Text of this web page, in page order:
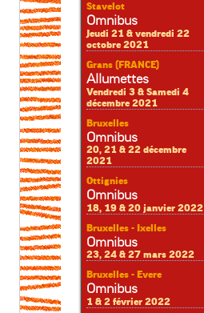
Stavelot
Omnibus
Jeudi 21 & vendredi 22
octobre 2021
Grans (FRANCE)
Allumettes
Vendredi 3 & Samedi 4
décembre 2021
Bruxelles
Omnibus
20, 21 & 22 décembre
2021
Ottignies
Omnibus
18, 19 & 20 janvier 2022
Bruxelles - Ixelles
Omnibus
23, 24 & 27 mars 2022
Bruxelles - Evere
Omnibus
1 & 2 février 2022